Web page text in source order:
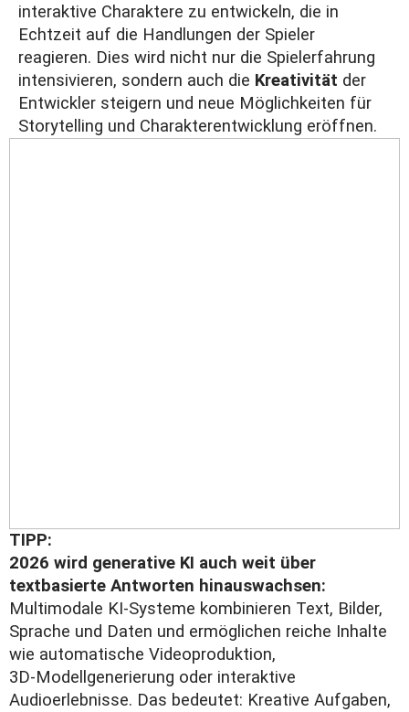
interaktive Charaktere zu entwickeln, die in
Echtzeit auf die Handlungen der Spieler
reagieren. Dies wird nicht nur die Spielerfahrung
intensivieren, sondern auch die Kreativität der
Entwickler steigern und neue Möglichkeiten für
Storytelling und Charakterentwicklung eröffnen.
TIPP:
2026 wird generative KI auch weit über
textbasierte Antworten hinauswachsen:
Multimodale KI­-Systeme kombinieren Text, Bilder,
Sprache und Daten und ermöglichen reiche Inhalte
wie automatische Videoproduktion,
3D‑Modellgenerierung oder interaktive
Audioerlebnisse. Das bedeutet: Kreative Aufgaben,